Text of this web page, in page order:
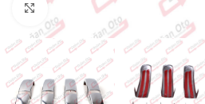
Büyütmek için tıklayın